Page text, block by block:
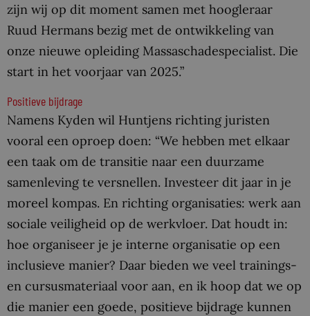
zijn wij op dit moment samen met hoogleraar
Ruud Hermans bezig met de ontwikkeling van
onze nieuwe opleiding Massaschadespecialist. Die
start in het voorjaar van 2025.”
Positieve bijdrage
Namens Kyden wil Huntjens richting juristen
vooral een oproep doen: “We hebben met elkaar
een taak om de transitie naar een duurzame
samenleving te versnellen. Investeer dit jaar in je
moreel kompas. En richting organisaties: werk aan
sociale veiligheid op de werkvloer. Dat houdt in:
hoe organiseer je je interne organisatie op een
inclusieve manier? Daar bieden we veel trainings-
en cursusmateriaal voor aan, en ik hoop dat we op
die manier een goede, positieve bijdrage kunnen